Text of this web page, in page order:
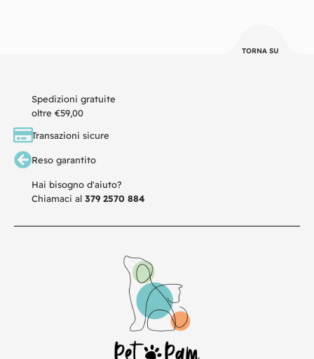
TORNA SU
Spedizioni gratuite
oltre €59,00
Transazioni sicure
Reso garantito
Hai bisogno d'aiuto?
Chiamaci al 379 2570 884